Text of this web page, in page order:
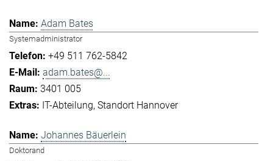
Adam Bates
Systemadministrator
+49 511 762-5842
adam.bates@...
3401 005
IT-Abteilung Standort Hannover
Johannes Bäuerlein
Doktorand